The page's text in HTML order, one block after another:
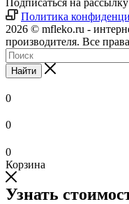
Подписаться на рассылку
Политика
2026 © mfleko.ru -
производителя. Все
Найти
0
0
0
Корзина
Узнать